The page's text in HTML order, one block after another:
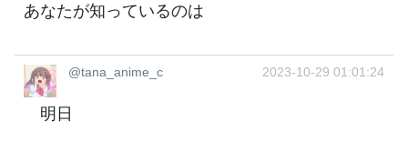
あなたが知っているのは
@tana_anime_c 2023-10-29 01:01:24
明日